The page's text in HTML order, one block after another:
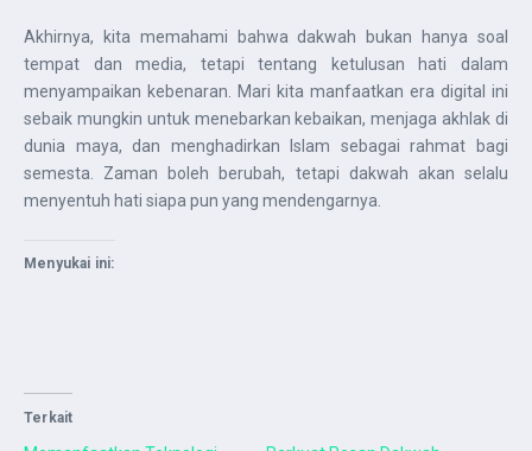
Akhirnya, kita memahami bahwa dakwah bukan hanya soal
tempat dan media, tetapi tentang ketulusan hati dalam
menyampaikan kebenaran. Mari kita manfaatkan era digital ini
sebaik mungkin untuk menebarkan kebaikan, menjaga akhlak di
dunia maya, dan menghadirkan Islam sebagai rahmat bagi
semesta. Zaman boleh berubah, tetapi dakwah akan selalu
menyentuh hati siapa pun yang mendengarnya.
Menyukai ini:
Terkait